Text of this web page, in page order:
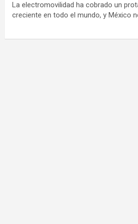
La electromovilidad ha cobrado un
creciente en todo el mundo, y México